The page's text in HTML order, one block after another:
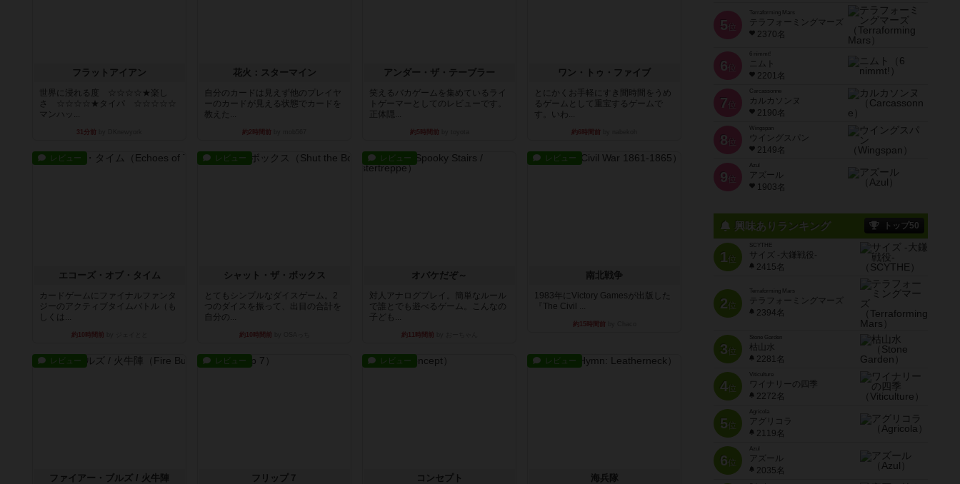
フラットアイアン
世界に浸れる度 ☆☆☆☆★楽し
さ ☆☆☆☆★タイパ ☆☆☆☆☆
マンハッ...
31分前
花火：スターマイン
自分のカードは見えず他のプレイヤ
ーのカードが見える状態でカードを
教えた...
約2時間前
アンダー・ザ・テーブラー
笑えるバカゲームを集めているライ
トゲーマーとしてのレビューです。
正体隠...
約5時間前
ワン・トゥ・ファイブ
とにかくお手軽にすき間時間をうめ
るゲームとして重宝するゲームで
す。いわ...
約6時間前
レビュー
エコーズ・オブ・タイム
カードゲームにファイナルファンタ
ジーのアクティブタイムバトル（も
しくは...
約10時間前
レビュー
シャット・ザ・ボックス
とてもシンプルなダイスゲーム。2
つのダイスを振って、出目の合計を
自分の...
約10時間前
レビュー
オバケだぞ～
対人アナログプレイ。簡単なルール
で誰とでも遊べるゲーム。こんなの
子ども...
約11時間前
レビュー
南北戦争
1983年にVictory Gamesが出版した
『The Civil ...
約15時間前
レビュー
ファイアー・ブルズ / 火牛陣
レビュー
フリップ７
レビュー
コンセプト
レビュー
海兵隊
5 位
Terraforming Mars
テラフォーミングマーズ
2370名
6 位
ニムト
2201名
7 位
Carcassonne
カルカソンヌ
2190名
8 位
Wingspan
ウイングスパン
2149名
9 位
Azul
アズール
1903名
興味ありランキング トップ50
1位
SCYTHE
サイズ -大鎌戦役-
2415名
2位
Terraforming Mars
テラフォーミングマーズ
2394名
3位
Stone Garden
枯山水
2281名
4位
Viticulture
ワイナリーの四季
2272名
5位
Agricola
アグリコラ
2119名
6位
Azul
アズール
2035名